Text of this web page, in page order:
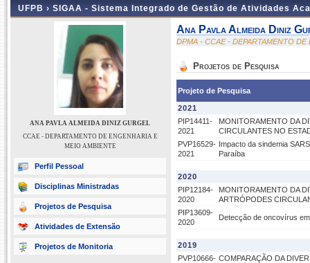
UFPB › SIGAA - Sistema Integrado de Gestão de Atividades
ANA PAVLA ALMEIDA DINIZ GURGEL
CCAE - DEPARTAMENTO DE ENGENHARIA E
MEIO AMBIENTE
Perfil Pessoal
Disciplinas Ministradas
Projetos de Pesquisa
Atividades de Extensão
Projetos de Monitoria
Ana Pavla Almeida Diniz
DPMA - CCAE - DEPARTAMENTO
Projetos de Pesquisa
Projeto de Pesquisa
2021
PIP14411-
2021
MONITORAMENTO DA
CIRCULANTES NO
PVP16529-
2021
Impacto da sindemia
Paraíba
2020
PIP12184-
2020
MONITORAMENTO DA
ARTRÓPODES
PIP13609-
2020
Detecção de oncovírus
2019
PVP10666- COMPARAÇÃO DA